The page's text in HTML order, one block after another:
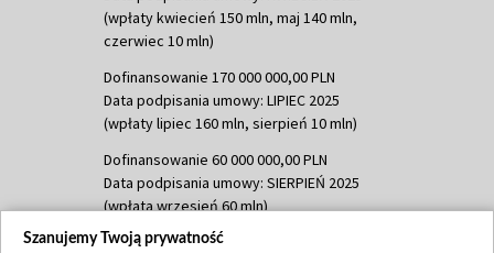
(wpłaty kwiecień 150 mln, maj 140 mln,
czerwiec 10 mln)
Dofinansowanie 170 000 000,00 PLN
Data podpisania umowy: LIPIEC 2025
(wpłaty lipiec 160 mln, sierpień 10 mln)
Dofinansowanie 60 000 000,00 PLN
Data podpisania umowy: SIERPIEŃ 2025
(wpłata wrzesień 60 mln)
Dofinansowanie 635 783 051,21 PLN
Szanujemy Twoją prywatność